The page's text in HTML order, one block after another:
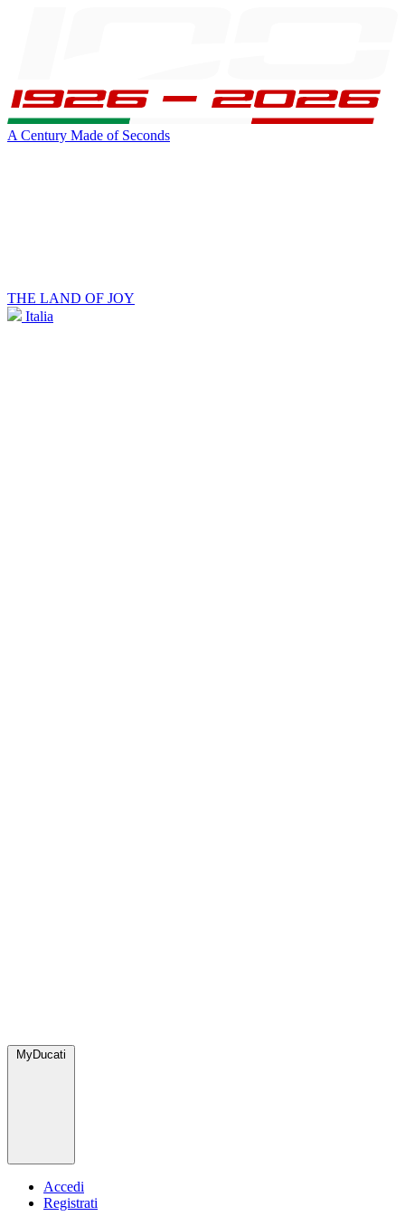
A Century Made of Seconds
THE LAND OF JOY
Italia
MyDucati
Accedi
Registrati